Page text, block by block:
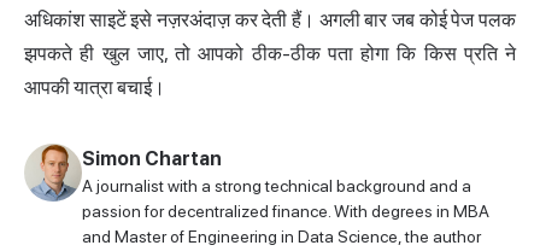
अधिकांश साइटें इसे नज़रअंदाज़ कर देती हैं। अगली बार जब कोई पेज पलक
झपकते ही खुल जाए, तो आपको ठीक-ठीक पता होगा कि किस प्रति ने
आपकी यात्रा बचाई।
Simon Chartan
A journalist with a strong technical background and a
passion for decentralized finance. With degrees in MBA
and Master of Engineering in Data Science, the author